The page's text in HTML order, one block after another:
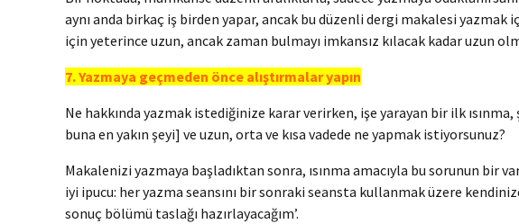
aynı anda birkaç iş birden yapar, ancak bu düzenli dergi makalesi
için yeterince uzun, ancak zaman bulmayı imkansız kılacak kadar uzun
7. Yazmaya geçmeden önce alıştırmalar yapın
Ne hakkında yazmak istediğinize karar verirken, işe yarayan bir ilk
buna en yakın şeyi] ve uzun, orta ve kısa vadede ne yapmak istiyorsunuz?
Makalenizi yazmaya başladıktan sonra, ısınma amacıyla bu sorunun bir
iyi ipucu: her yazma seansını bir sonraki seansta kullanmak üzere
sonuç bölümü taslağı hazırlayacağım’.